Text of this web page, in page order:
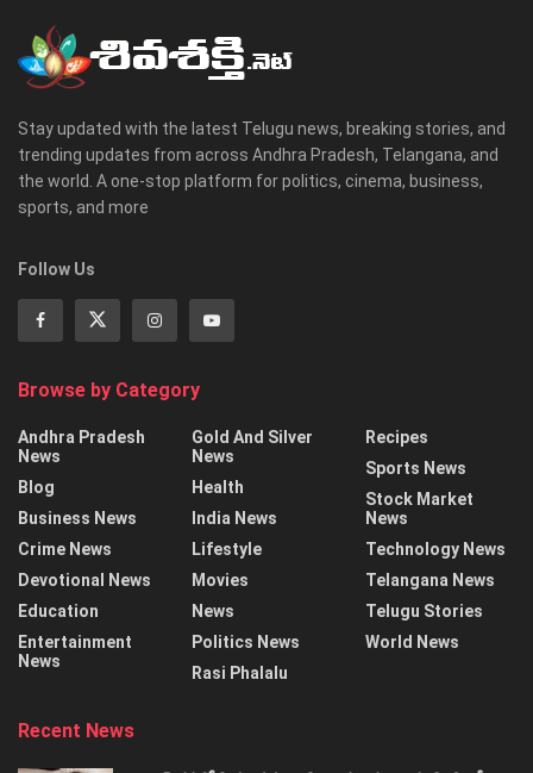
Stay updated with the latest Telugu news, breaking stories, and
trending updates from across Andhra Pradesh, Telangana, and
the world. A one-stop platform for politics, cinema, business,
sports, and more
Follow Us
Browse by Category
Andhra Pradesh
News
Blog
Business News
Crime News
Devotional News
Education
Entertainment
News
Gold And Silver
News
Health
India News
Lifestyle
Movies
News
Politics News
Rasi Phalalu
Recipes
Sports News
Stock Market
News
Technology News
Telangana News
Telugu Stories
World News
Recent News